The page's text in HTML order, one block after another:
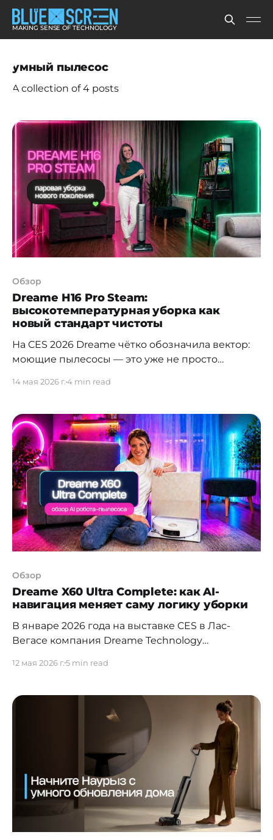
MAKING SENSE OF TECHNOLOGY
умный пылесос
A collection of 4 posts
Обзор
Dreame H16 Pro Steam:
высокотемпературная уборка как
новый стандарт чистоты
На CES 2026 Dreame чётко обозначила вектор:
моющие пылесосы — это уже не просто
традиционным методам. Если посмотреть на
эволюцию линейки моющих пылесосов Dreame
— прогресс очевидный. Каждое поколение
добавляло что-то принципиальное: сначала
появилась горячая вода, потом
14 мая 2026 г.4 min read
Обзор
Dreame X60 Ultra Complete: как AI-
навигация меняет саму логику уборки
В январе 2026 года на выставке CES в Лас-
Вегасе компания Dreame Technology
пылесосов — серию X60 Ultra. Флагман X60 Ultra
роботами-пылесосами в индустрии: всего 7,95
рост: по данным IDC, в 2025 году
12 мая 2026 г.5 min read